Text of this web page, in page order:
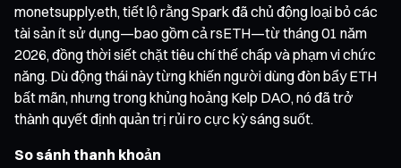
monetsupply.eth, tiết lộ rằng Spark đã chủ động loại bỏ các
tài sản ít sử dụng—bao gồm cả rsETH—từ tháng 01 năm
2026, đồng thời siết chặt tiêu chí thế chấp và phạm vi chức
năng. Dù động thái này từng khiến người dùng đòn bẩy ETH
bất mãn, nhưng trong khủng hoảng Kelp DAO, nó đã trở
thành quyết định quản trị rủi ro cực kỳ sáng suốt.
So sánh thanh khoản